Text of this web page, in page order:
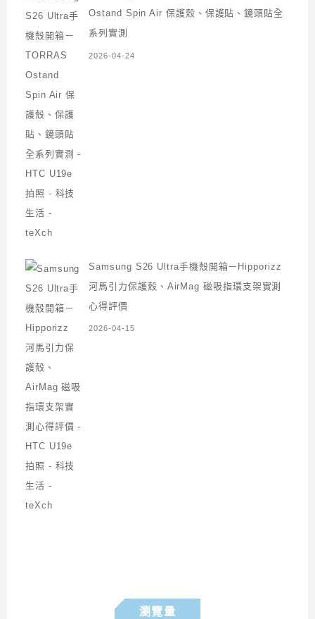
Ostand Spin Air 保護殼、保護貼、鏡頭貼全
系列實測
2026-04-24
Samsung S26 Ultra手機殼開箱－Hipporizz
河馬引力保護殼、AirMag 磁吸指環支架實測
心得評價
2026-04-15
瀏覽量